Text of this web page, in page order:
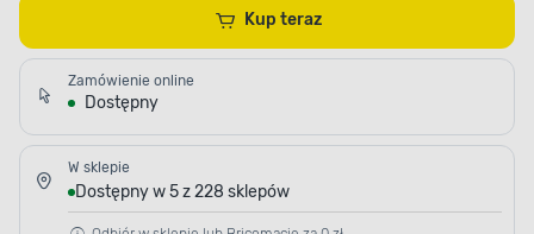
Kup teraz
Zamówienie online
Dostępny
W sklepie
Dostępny w 5 z 228 sklepów